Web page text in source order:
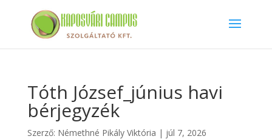
Tóth József_június havi
bérjegyzék
Szerző: Némethné Pikály Viktória | júl 7, 2026